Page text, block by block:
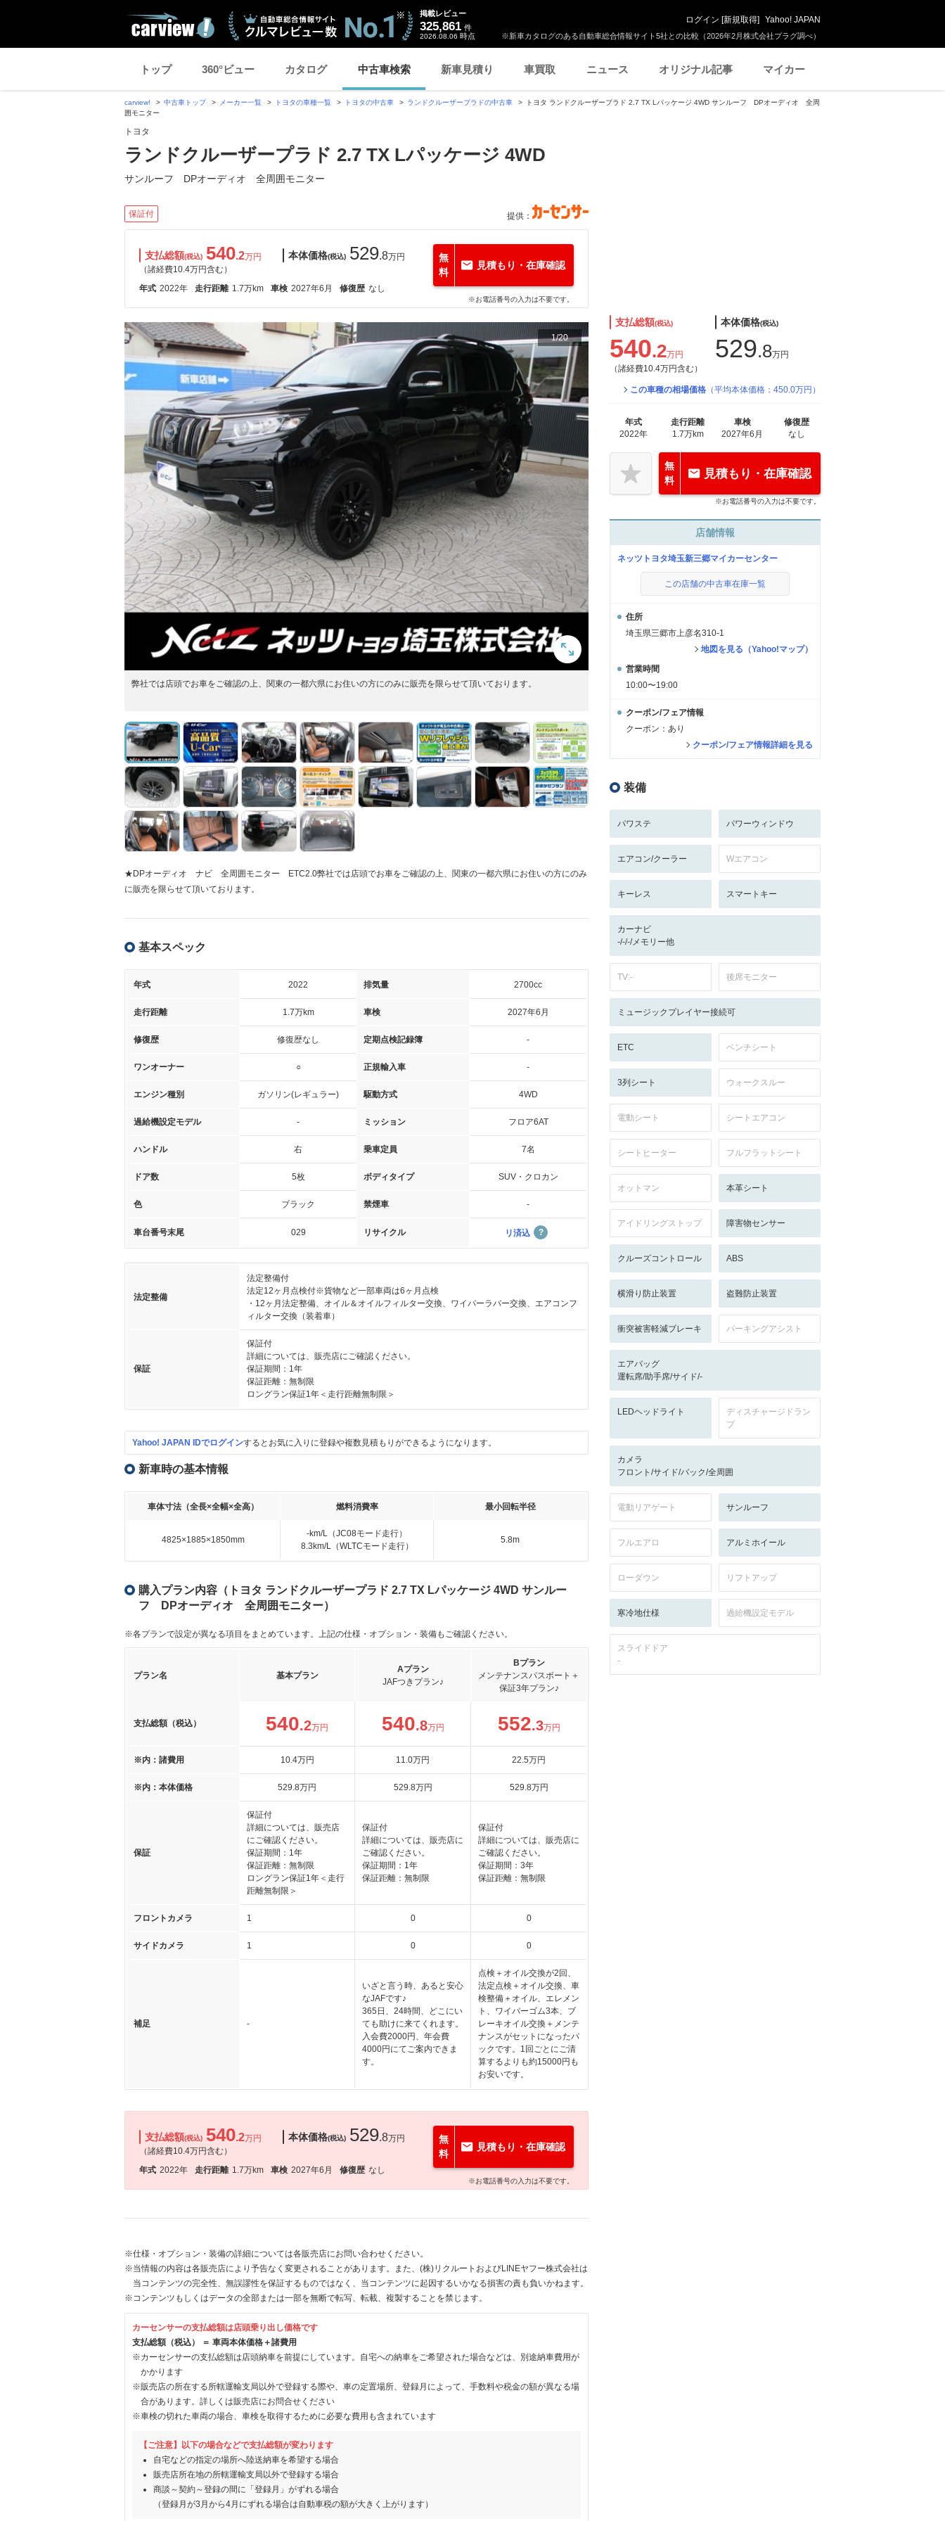
※新車カタログのある自動車総合情報サイト5社との比較（2026年2月株式会社プラグ調べ）
掲載レビュー
325,861 件
2026.08.06 時点
ログイン [新規取得] Yahoo! JAPAN
トップ 360°ビュー カタログ 中古車検索 新車見積り 車買取 ニュース オリジナル記事 マイカー
carview! 中古車トップ メーカー一覧 トヨタの車種一覧 トヨタの中古車 ランドクルーザープラドの中古車
トヨタ ランドクルーザープラド 2.7 TX Lパッケージ 4WD サンルーフ DPオーディオ 全周
囲モニター
トヨタ
ランドクルーザープラド 2.7 TX Lパッケージ 4WD
サンルーフ DPオーディオ 全周囲モニター
保証付 提供：
支払総額(税込) 540.2万円
（諸経費10.4万円含む）
本体価格(税込) 529.8万円
年式 2022年 走行距離 1.7万km 車検 2027年6月 修復歴 なし
無
料
見積もり・在庫確認
※お電話番号の入力は不要です。
1/20
弊社では店頭でお車をご確認の上、関東の一都六県にお住いの方にのみに販売を限らせて頂いております。
★DPオーディオ ナビ 全周囲モニター ETC2.0弊社では店頭でお車をご確認の上、関東の一都六県にお住いの方にのみ
に販売を限らせて頂いております。
基本スペック
年式 2022 排気量 2700cc
走行距離 1.7万km 車検 2027年6月
修復歴 修復歴なし 定期点検記録簿 -
ワンオーナー ○ 正規輸入車 -
エンジン種別 ガソリン(レギュラー) 駆動方式 4WD
過給機設定モデル - ミッション フロア6AT
ハンドル 右 乗車定員 7名
ドア数 5枚 ボディタイプ SUV・クロカン
色 ブラック 禁煙車 -
車台番号末尾 029 リサイクル リ済込
法定整備
法定整備付
法定12ヶ月点検付※貨物など一部車両は6ヶ月点検
・12ヶ月法定整備、オイル＆オイルフィルター交換、ワイパーラバー交換、エアコンフ
ィルター交換（装着車）
保証
保証付
詳細については、販売店にご確認ください。
保証期間：1年
保証距離：無制限
ロングラン保証1年＜走行距離無制限＞
Yahoo! JAPAN IDでログインするとお気に入りに登録や複数見積もりができるようになります。
新車時の基本情報
車体寸法（全長×全幅×全高） 燃料消費率 最小回転半径
4825×1885×1850mm
-km/L（JC08モード走行）
8.3km/L（WLTCモード走行）
5.8m
購入プラン内容（トヨタ ランドクルーザープラド 2.7 TX Lパッケージ 4WD サンルー
フ DPオーディオ 全周囲モニター）
※各プランで設定が異なる項目をまとめています。上記の仕様・オプション・装備もご確認ください。
プラン名 基本プラン
Aプラン
JAFつきプラン♪
Bプラン
メンテナンスパスポート＋
保証3年プラン♪
支払総額（税込） 540.2万円 540.8万円 552.3万円
※内：諸費用 10.4万円 11.0万円 22.5万円
※内：本体価格 529.8万円 529.8万円 529.8万円
保証
保証付
詳細については、販売店
にご確認ください。
保証期間：1年
保証距離：無制限
ロングラン保証1年＜走行
距離無制限＞
保証付
詳細については、販売店に
ご確認ください。
保証期間：1年
保証距離：無制限
保証付
詳細については、販売店に
ご確認ください。
保証期間：3年
保証距離：無制限
フロントカメラ 1 0 0
サイドカメラ 1 0 0
補足 -
いざと言う時、あると安心
なJAFです♪
365日、24時間、どこにい
ても助けに来てくれます。
入会費2000円、年会費
4000円にてご案内できま
す。
点検＋オイル交換が2回、
法定点検＋オイル交換、車
検整備＋オイル、エレメン
ト、ワイパーゴム3本、ブ
レーキオイル交換＋メンテ
ナンスがセットになったパ
ックです。1回ごとにご清
算するよりも約15000円も
お安いです。
支払総額(税込) 540.2万円
（諸経費10.4万円含む）
本体価格(税込) 529.8万円
年式 2022年 走行距離 1.7万km 車検 2027年6月 修復歴 なし
無
料
見積もり・在庫確認
※お電話番号の入力は不要です。
※仕様・オプション・装備の詳細については各販売店にお問い合わせください。
※当情報の内容は各販売店により予告なく変更されることがあります。また、(株)リクルートおよびLINEヤフー株式会社は
当コンテンツの完全性、無誤謬性を保証するものではなく、当コンテンツに起因するいかなる損害の責も負いかねます。
※コンテンツもしくはデータの全部または一部を無断で転写、転載、複製することを禁じます。
カーセンサーの支払総額は店頭乗り出し価格です
支払総額（税込） ＝ 車両本体価格＋諸費用
※カーセンサーの支払総額は店頭納車を前提にしています。自宅への納車をご希望された場合などは、別途納車費用が
かかります
※販売店の所在する所轄運輸支局以外で登録する際や、車の定置場所、登録月によって、手数料や税金の額が異なる場
合があります。詳しくは販売店にお問合せください
※車検の切れた車両の場合、車検を取得するために必要な費用も含まれています
【ご注意】以下の場合などで支払総額が変わります
自宅などの指定の場所へ陸送納車を希望する場合
販売店所在地の所轄運輸支局以外で登録する場合
商談～契約～登録の間に「登録月」がずれる場合
（登録月が3月から4月にずれる場合は自動車税の額が大きく上がります）
支払総額(税込)
540.2万円
（諸経費10.4万円含む）
本体価格(税込)
529.8万円
この車種の相場価格 （平均本体価格：450.0万円）
年式
2022年
走行距離
1.7万km
車検
2027年6月
修復歴
なし
無
料
見積もり・在庫確認
※お電話番号の入力は不要です。
店舗情報
ネッツトヨタ埼玉新三郷マイカーセンター
この店舗の中古車在庫一覧
住所
埼玉県三郷市上彦名310-1
地図を見る（Yahoo!マップ）
営業時間
10:00〜19:00
クーポン/フェア情報
クーポン：あり
クーポン/フェア情報詳細を見る
装備
パワステ パワーウィンドウ
エアコン/クーラー Wエアコン
キーレス スマートキー
カーナビ
-/-/-/メモリー他
TV:- 後席モニター
ミュージックプレイヤー接続可
ETC ベンチシート
3列シート ウォークスルー
電動シート シートエアコン
シートヒーター フルフラットシート
オットマン 本革シート
アイドリングストップ 障害物センサー
クルーズコントロール ABS
横滑り防止装置 盗難防止装置
衝突被害軽減ブレーキ パーキングアシスト
エアバッグ
運転席/助手席/サイド/-
LEDヘッドライト
ディスチャージドラン
プ
カメラ
フロント/サイド/バック/全周囲
電動リアゲート サンルーフ
フルエアロ アルミホイール
ローダウン リフトアップ
寒冷地仕様 過給機設定モデル
スライドドア
-